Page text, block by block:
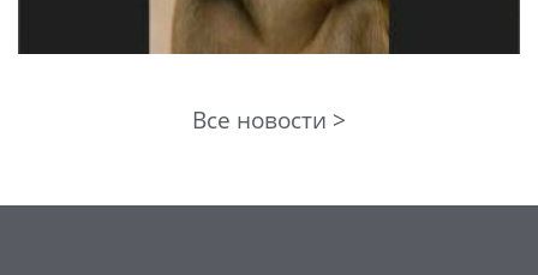
Все новости >